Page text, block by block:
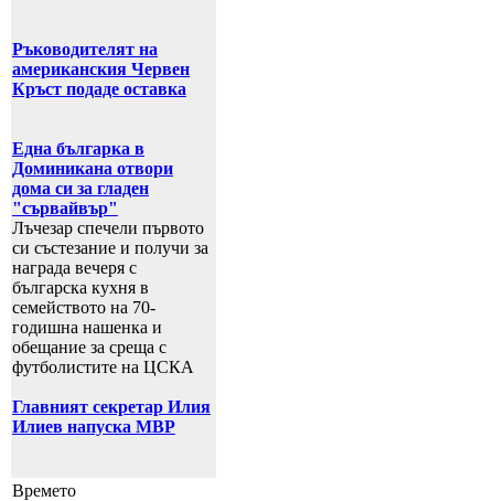
Ръководителят на
американския Червен
Кръст подаде оставка
Една българка в
Доминикана отвори
дома си за гладен
"сървайвър"
Лъчезар спечели първото
си състезание и получи за
награда вечеря с
българска кухня в
семейството на 70-
годишна нашенка и
обещание за среща с
футболистите на ЦСКА
Главният секретар Илия
Илиев напуска МВР
Времето